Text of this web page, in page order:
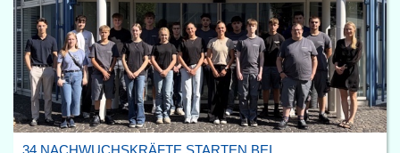
34 NACHWUCHSKRÄFTE STARTEN BEI